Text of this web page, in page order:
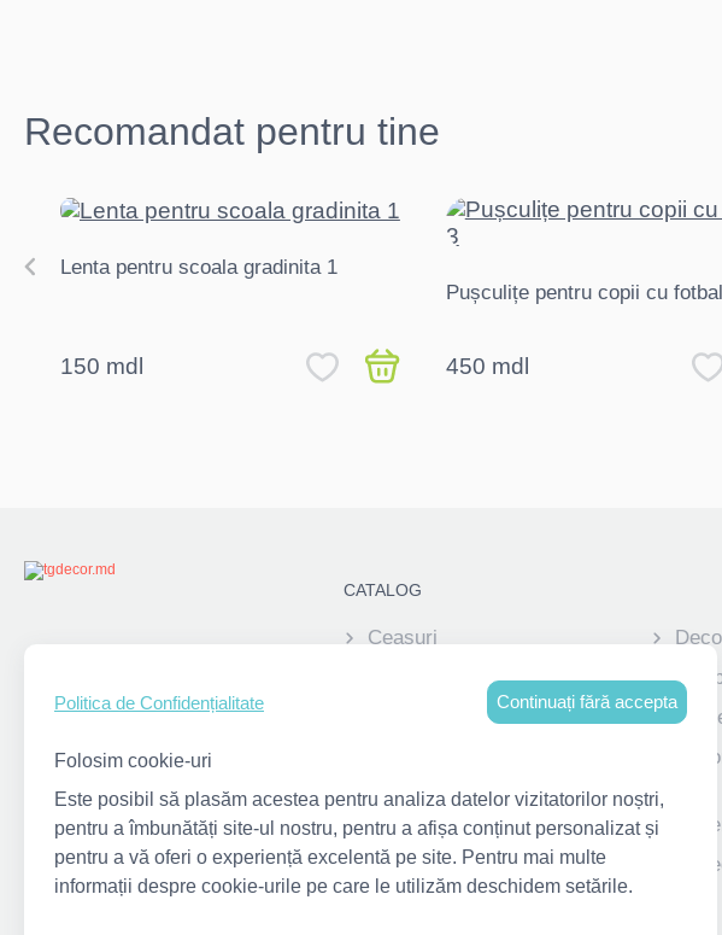
Recomandat pentru tine
Lenta pentru scoala gradinita 1
150 mdl
Pușculițe pentru copii cu
450 mdl
CATALOG
Ceasuri
Elemente decorative
Suvenire corporative
Suporturi pentru medalii
Politica de Confidențialitate Continuați fără accepta
Folosim cookie-uri
Este posibil să plasăm acestea pentru analiza datelor vizitatorilor noștri,
pentru a îmbunătăți site-ul nostru, pentru a afișa conținut personalizat și
pentru a vă oferi o experiență excelentă pe site. Pentru mai multe
informații despre cookie-urile pe care le utilizăm deschidem setările.